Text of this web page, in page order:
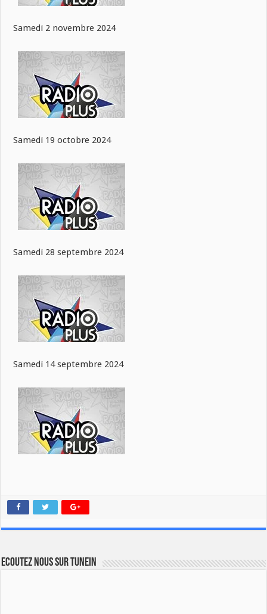
Samedi 2 novembre 2024
Samedi 19 octobre 2024
Samedi 28 septembre 2024
Samedi 14 septembre 2024
Ecoutez nous sur TuneIn